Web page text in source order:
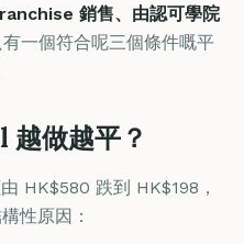
銷售、由認可學院
一個符合呢三個條件嘅平
越做越平？
HK$580 跌到 HK$198，
性原因：